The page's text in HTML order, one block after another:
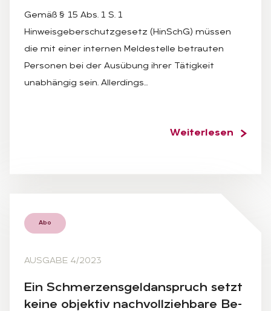
Gemäß § 15 Abs. 1 S. 1
Hinweisgeberschutzgesetz (HinSchG) müssen
die mit einer internen Meldestelle betrauten
Personen bei der Ausübung ihrer Tätigkeit
unabhängig sein. Allerdings…
Weiterlesen
Abo
AUSGABE 4/2023
Ein Schmer­zens­geld­an­spruch setzt
kei­ne ob­jek­tiv nach­voll­zieh­ba­re Be­